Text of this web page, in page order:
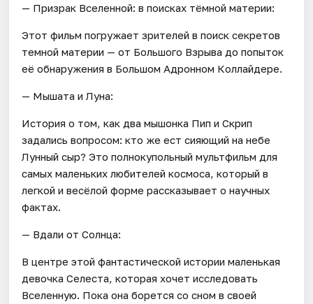
— Призрак Вселенной: в поисках тёмной материи:
Этот фильм погружает зрителей в поиск секретов
темной материи — от Большого Взрыва до попыток
её обнаружения в Большом Адронном Коллайдере.
— Мышата и Луна:
История о том, как два мышонка Пип и Скрип
задались вопросом: кто же ест сияющий на небе
Лунный сыр? Это полнокупольный мультфильм для
самых маленьких любителей космоса, который в
легкой и весёлой форме рассказывает о научных
фактах.
— Вдали от Солнца:
В центре этой фантастической истории маленькая
девочка Селеста, которая хочет исследовать
Вселенную. Пока она борется со сном в своей